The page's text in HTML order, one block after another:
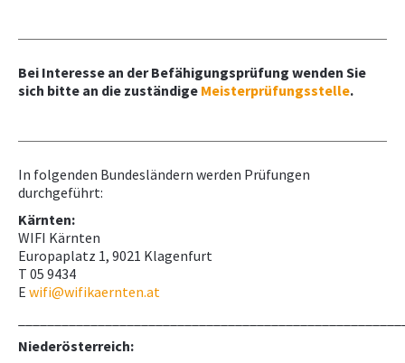
Bei Interesse an der Befähigungsprüfung wenden Sie
sich bitte an die zuständige Meisterprüfungsstelle.
In folgenden Bundesländern werden Prüfungen
durchgeführt:
Kärnten:
WIFI Kärnten
Europaplatz 1, 9021 Klagenfurt
T 05 9434
E wifi@wifikaernten.at
Niederösterreich: